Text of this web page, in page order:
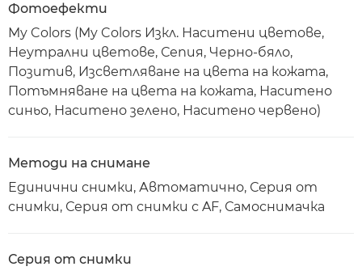
Фотоефекти
My Colors (My Colors Изкл. Наситени цветове,
Неутрални цветове, Сепия, Черно-бяло,
Позитив, Изсветляване на цвета на кожата,
Потъмняване на цвета на кожата, Наситено
синьо, Наситено зелено, Наситено червено)
Методи на снимане
Единични снимки, Автоматично, Серия от
снимки, Серия от снимки с AF, Самоснимачка
Серия от снимки